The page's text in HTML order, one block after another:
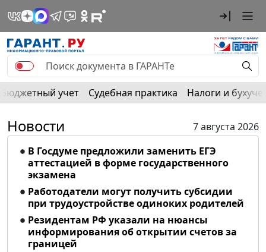
Бюджетный учет Судебная практика Налоги и
Новости
7 августа 2026
В Госдуме предложили заменить ЕГЭ
аттестацией в форме государственного
экзамена
Работодатели могут получить субсидии
при трудоустройстве одиноких родителей
Резидентам РФ указали на нюансы
информирования об открытии счетов за
границей